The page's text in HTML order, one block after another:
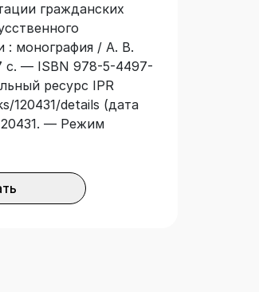
средних
по профильным
систем»,
— руководители
беспилотных
гражданских
: монография / А. В.
— ISBN 978-5-4497-
ресурс IPR
details (дата
— Режим